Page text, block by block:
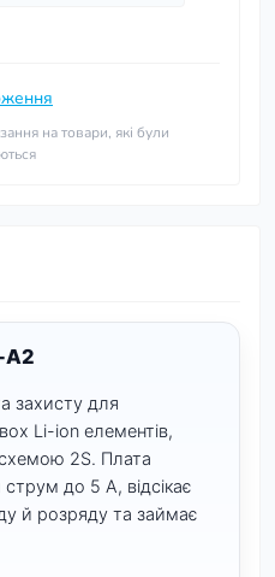
на товари, які були
A2
захисту для
Li-ion елементів,
схемою 2S. Плата
до 5 А, відсікає
й розряду та займає